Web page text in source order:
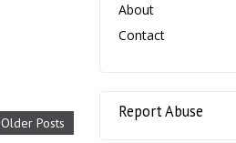
Older Posts
About
Contact
Report Abuse